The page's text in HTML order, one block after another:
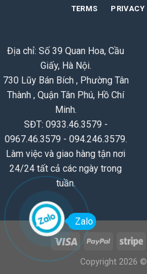
TERMS PRIVACY
Địa chỉ: Số 39 Quan Hoa, Cầu
Giấy, Hà Nội.
730 Lũy Bán Bích , Phường Tân
Thành , Quận Tân Phú, Hồ Chí
Minh.
SĐT: 0933.46.3579 -
0967.46.3579 - 094.246.3579.
Làm việc và giao hàng tận nơi
24/24 tất cả các ngày trong
tuần.
Copyright 2026 ©
Zalo